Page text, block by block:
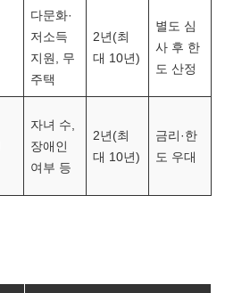
다문화·
저소득
지원, 무
주택
2년(최
대 10년)
별도 심
사 후 한
도 산정
자녀 수,
장애인
여부 등
2년(최
대 10년)
금리·한
도 우대